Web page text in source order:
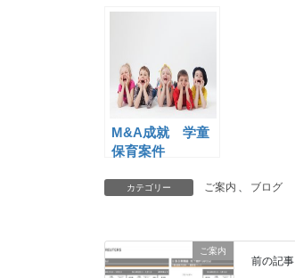
スタジオ案件のご
M&A成就 学童
保育案件
カテゴリー ご案内 、 ブログ
ご案内
前の記事